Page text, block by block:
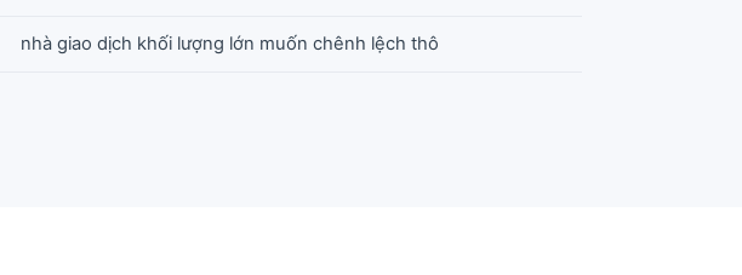
nhà giao dịch khối lượng lớn muốn chênh lệch thô